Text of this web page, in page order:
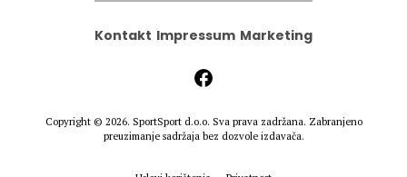
Kontakt Impressum Marketing
Copyright © 2026. SportSport d.o.o. Sva prava zadržana. Zabranjeno
preuzimanje sadržaja bez dozvole izdavača.